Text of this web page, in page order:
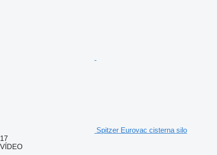
Spitzer Eurovac cisterna silo
17
VÍDEO